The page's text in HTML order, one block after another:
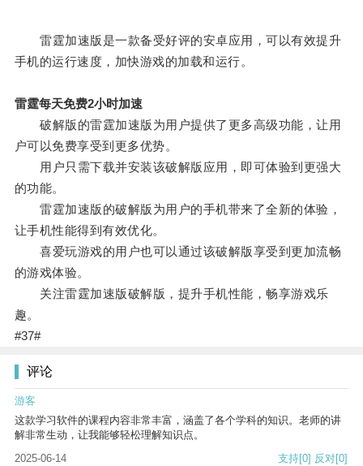
雷霆加速版是一款备受好评的安卓应用，可以有效提升
手机的运行速度，加快游戏的加载和运行。
雷霆每天免费2小时加速
破解版的雷霆加速版为用户提供了更多高级功能，让用
户可以免费享受到更多优势。
用户只需下载并安装该破解版应用，即可体验到更强大
的功能。
雷霆加速版的破解版为用户的手机带来了全新的体验，
让手机性能得到有效优化。
喜爱玩游戏的用户也可以通过该破解版享受到更加流畅
的游戏体验。
关注雷霆加速版破解版，提升手机性能，畅享游戏乐
趣。
#37#
评论
游客
这款学习软件的课程内容非常丰富，涵盖了各个学科的知识。老师的讲
解非常生动，让我能够轻松理解知识点。
2025-06-14
支持[0] 反对[0]